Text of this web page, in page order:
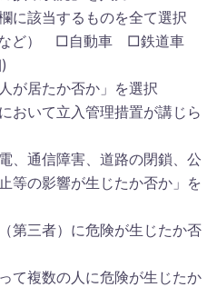
に該当するものを全て選択
など） □自動車 □鉄道車
が居たか否か」を選択
おいて立入管理措置が講じら
、通信障害、道路の閉鎖、公
等の影響が生じたか否か」を
第三者）に危険が生じたか否
て複数の人に危険が生じたか